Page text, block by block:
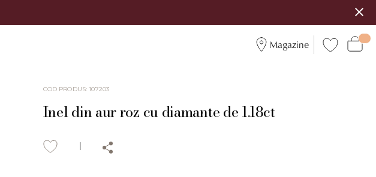
Magazine
COD PRODUS:107203
Inel din aur roz cu diamante de 1.18ct